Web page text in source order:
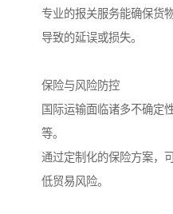
专业的报关服务能确保货
导致的延误或损失。
保险与风险防控
国际运输面临诸多不确定
等。
通过定制化的保险方案，
低贸易风险。